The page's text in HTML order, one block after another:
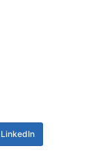
LinkedIn